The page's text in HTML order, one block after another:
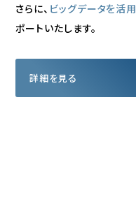
さらに、 ビッグデータを活用
ポートいたします。
詳細を⾒る